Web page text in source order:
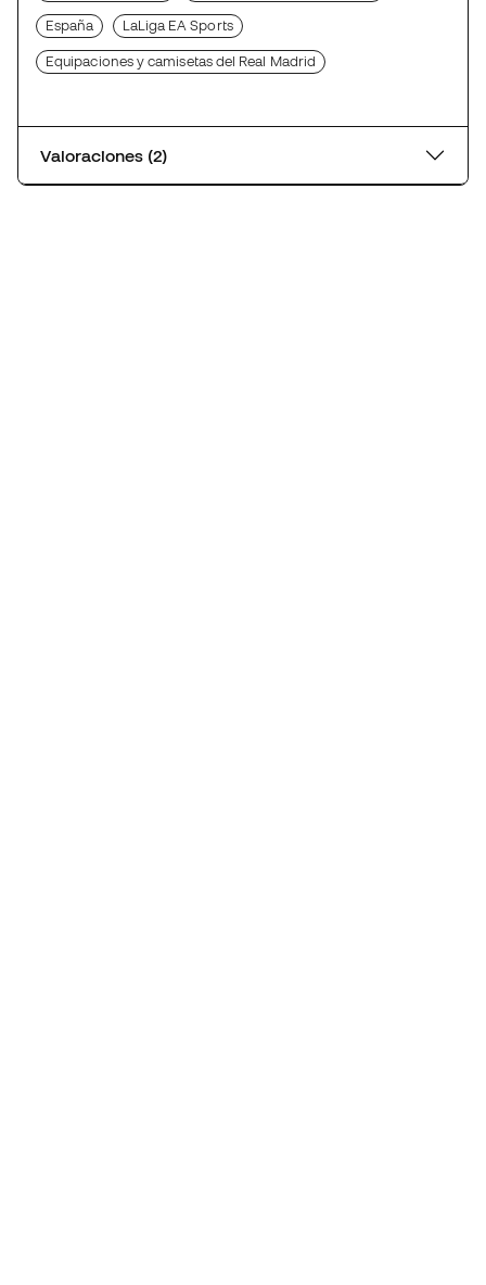
España LaLiga EA Sports
Equipaciones y camisetas del Real Madrid
Valoraciones (2)